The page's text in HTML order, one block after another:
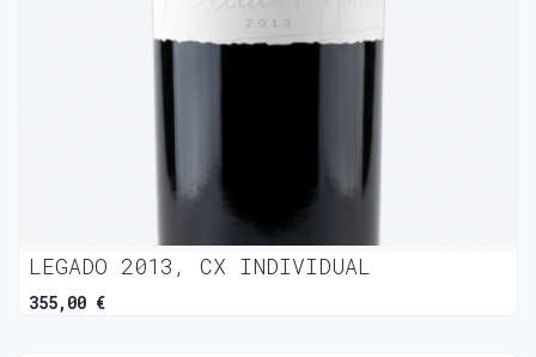
LEGADO 2013, CX INDIVIDUAL
355,00 €